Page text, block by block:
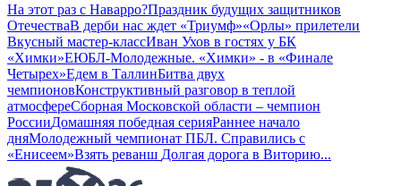
На этот раз с Наварро?Праздник будущих защитников
ОтечестваВ дерби нас ждет «Триумф»«Орлы» прилетели
Вкусный мастер-классИван Ухов в гостях у БК
«Химки»ЕЮБЛ-Молодежные. «Химки» - в «Финале
Четырех»Едем в ТаллинБитва двух
чемпионовКонструктивный разговор в теплой
атмосфереСборная Московской области – чемпион
РоссииДомашняя победная серияРаннее начало
дняМолодежный чемпионат ПБЛ. Справились с
«Енисеем»Взять реванш Долгая дорога в Виторию...